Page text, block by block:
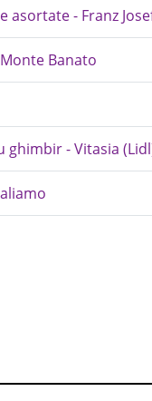
asortate - Franz
Banato
ghimbir - Vitasia